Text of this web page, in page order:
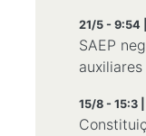
21/5 - 9:54 |
SAEP
15/8 - 15:3 |